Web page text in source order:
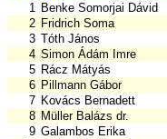
1 Benke Somorjai Dávid
2 Fridrich Soma
3 Tóth János
4 Simon Ádám Imre
5 Rácz Mátyás
6 Pillmann Gábor
7 Kovács Bernadett
8 Müller Balázs dr.
9 Galambos Erika